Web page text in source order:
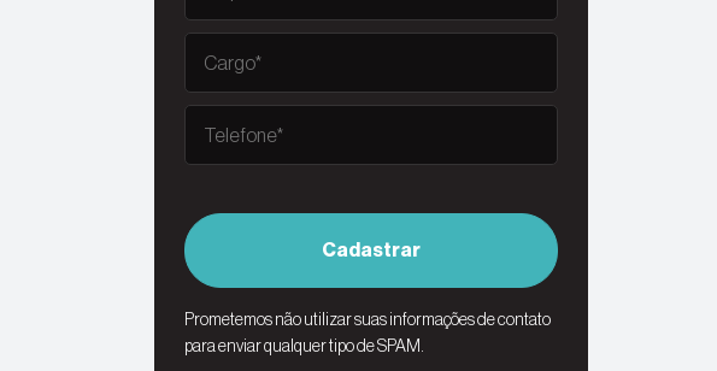
Cadastrar
Prometemos não utilizar suas informações de contato
para enviar qualquer tipo de SPAM.